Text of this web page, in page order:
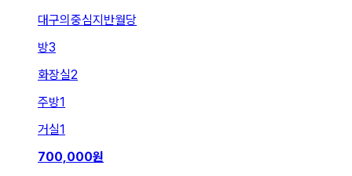
대구의중심지반월당
방3
화장실2
주방1
거실1
700,000원